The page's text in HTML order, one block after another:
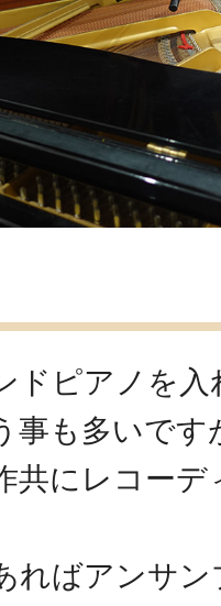
ドピアノを
事も多いです
共にレコー
ればアンサ